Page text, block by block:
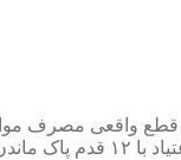
قطع واقعی مصرف
۱۲ قدم پاک